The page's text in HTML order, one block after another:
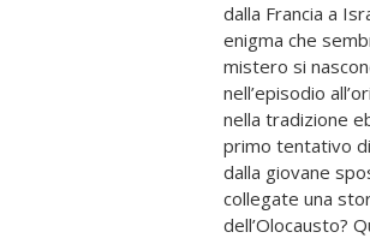
dalla Francia a
enigma che
mistero si
nell’episodio
nella tradizione
primo tentativo
dalla giovane
collegate una
dell’Olocausto?